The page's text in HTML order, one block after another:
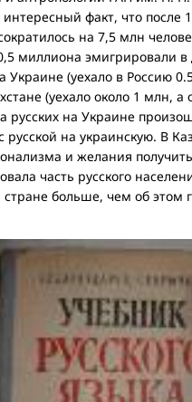
факт, что после
на 7,5 млн
миллиона эмигрировали
Украине (уехало в Россию
(уехало около 1 млн,
русских на Украине
на украинскую. В
и желания
часть русского
стране больше, чем об